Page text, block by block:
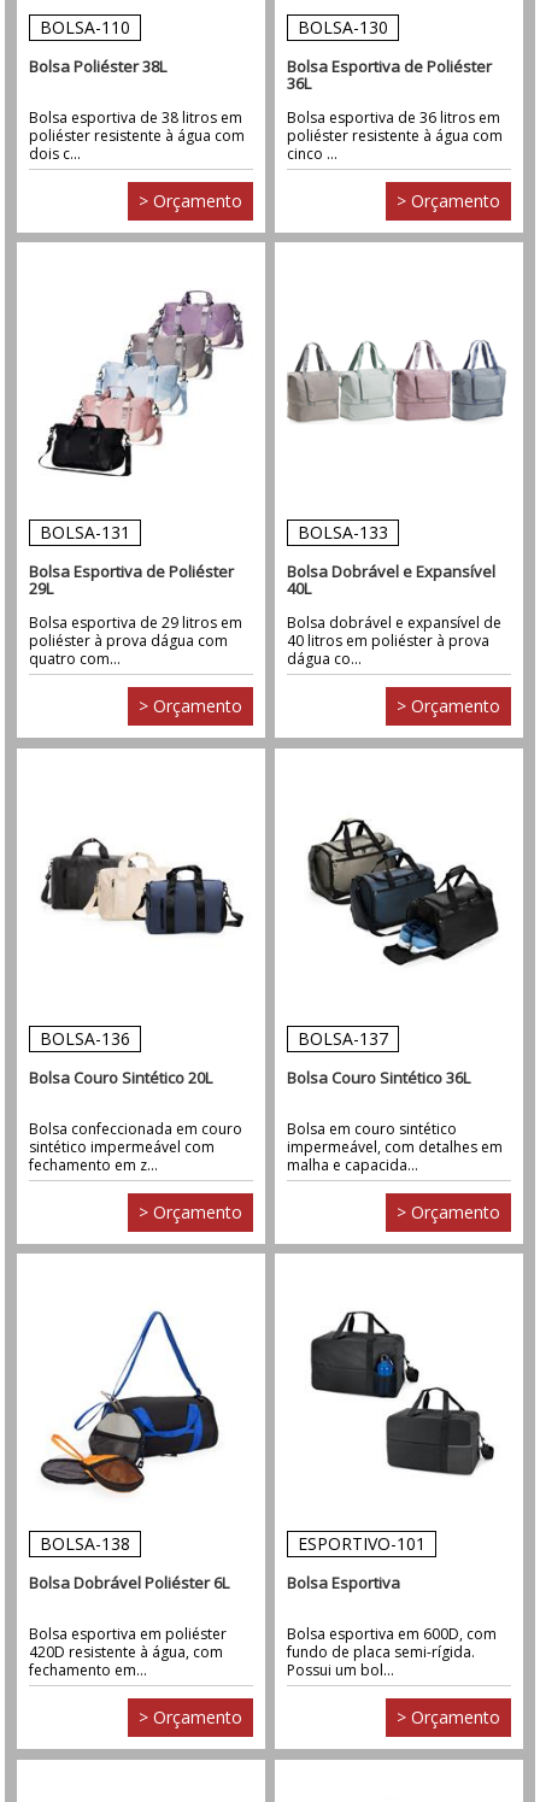
BOLSA-110
Bolsa Poliéster 38L
Bolsa esportiva de 38 litros em
poliéster resistente à água com
dois c...
> Orçamento
BOLSA-130
Bolsa Esportiva de Poliéster
36L
Bolsa esportiva de 36 litros em
poliéster resistente à água com
cinco ...
> Orçamento
BOLSA-131
Bolsa Esportiva de Poliéster
29L
Bolsa esportiva de 29 litros em
poliéster à prova dágua com
quatro com...
> Orçamento
BOLSA-133
Bolsa Dobrável e Expansível
40L
Bolsa dobrável e expansível de
40 litros em poliéster à prova
dágua co...
> Orçamento
BOLSA-136
Bolsa Couro Sintético 20L
Bolsa confeccionada em couro
sintético impermeável com
fechamento em z...
> Orçamento
BOLSA-137
Bolsa Couro Sintético 36L
Bolsa em couro sintético
impermeável, com detalhes em
malha e capacida...
> Orçamento
BOLSA-138
Bolsa Dobrável Poliéster 6L
Bolsa esportiva em poliéster
420D resistente à água, com
fechamento em...
> Orçamento
ESPORTIVO-101
Bolsa Esportiva
Bolsa esportiva em 600D, com
fundo de placa semi-rígida.
Possui um bol...
> Orçamento